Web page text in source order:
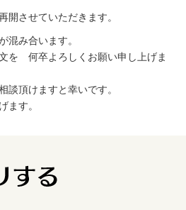
開させていただきます。
混み合います。
を 何卒よろしくお願い申し上げま
談頂けますと幸いです。
ます。